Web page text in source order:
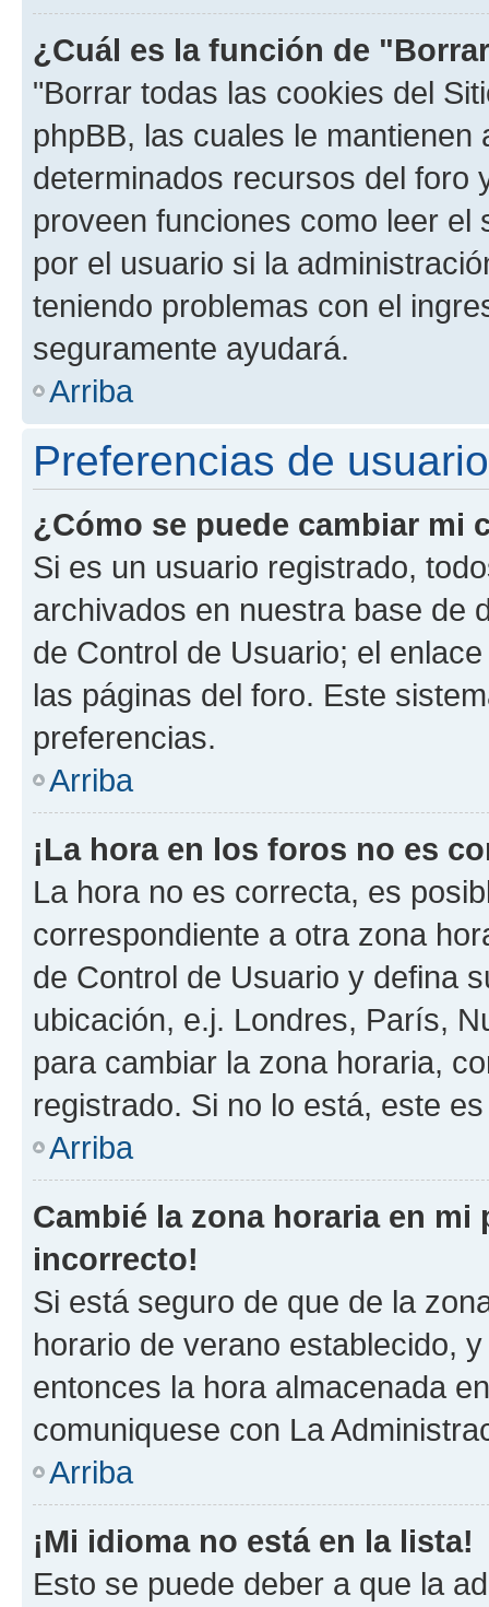
¿Cuál es la función de
"Borrar todas las cookies del
phpBB, las cuales le
determinados recursos del foro
proveen funciones como leer el
por el usuario si la
teniendo problemas con el
seguramente ayudará.
Arriba
Preferencias de
¿Cómo se puede cambiar mi
Si es un usuario registrado,
archivados en nuestra base de
de Control de Usuario; el
las páginas del foro. Este
preferencias.
Arriba
¡La hora en los foros no es
La hora no es correcta, es
correspondiente a otra zona
de Control de Usuario y defina
ubicación, e.j. Londres, París,
para cambiar la zona horaria,
registrado. Si no lo está, este
Arriba
Cambié la zona horaria en
incorrecto!
Si está seguro de que de la
horario de verano establecido,
entonces la hora almacenada
comuniquese con La
Arriba
¡Mi idioma no está en la lista!
Esto se puede deber a que la